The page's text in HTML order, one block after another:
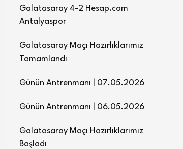
Galatasaray 4-2 Hesap.com
Antalyaspor
Galatasaray Maçı Hazırlıklarımız
Tamamlandı
Günün Antrenmanı | 07.05.2026
Günün Antrenmanı | 06.05.2026
Galatasaray Maçı Hazırlıklarımız
Başladı